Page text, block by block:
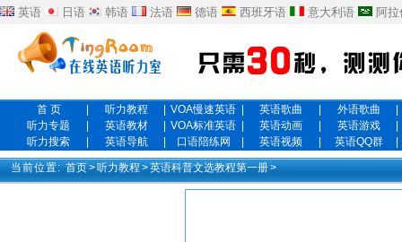
英语 日语 韩语 法语 德语 西班牙语 意大利语 阿
首 页 听力教程 VOA慢速英语 英语歌曲 外语歌曲
听力专题
英语教材 VOA标准英语 英语动画 英语游戏
听力搜索
英语导航 口语陪练网 英语视频 英语QQ群
当前位置: 首页>听力教程 >英语科普文选教程第一册>